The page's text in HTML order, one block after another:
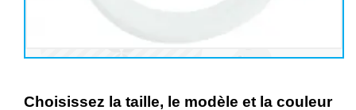
Choisissez la taille, le modèle et la couleur